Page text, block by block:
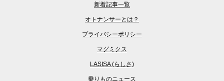
新着記事一覧
オトナンサーとは？
プライバシーポリシー
マグミクス
LASISA (らしさ)
乗りものニュース